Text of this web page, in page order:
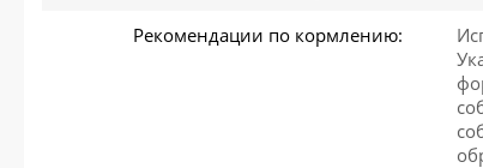
Рекомендации по кормлению: